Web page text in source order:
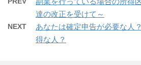
達の改正を受けて～
NEXT
あなたは確定申告が必要な人
得な人？